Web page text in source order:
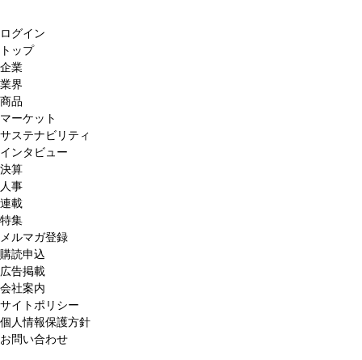
ログイン
トップ
企業
業界
商品
マーケット
サステナビリティ
インタビュー
決算
人事
連載
特集
メルマガ登録
購読申込
広告掲載
会社案内
サイトポリシー
個人情報保護方針
お問い合わせ